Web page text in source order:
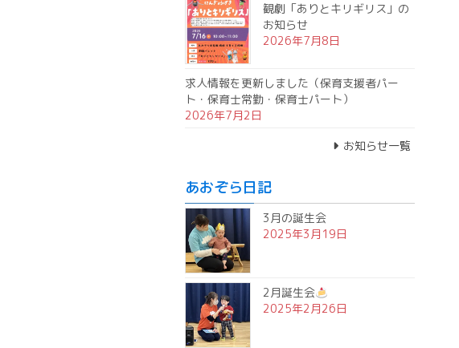
観劇「ありとキリギリス」の
お知らせ
2026年7月8日
求人情報を更新しました（保育支援者パー
ト・保育士常勤・保育士パート）
2026年7月2日
お知らせ一覧
あおぞら日記
3月の誕生会
2025年3月19日
2月誕生会
2025年2月26日